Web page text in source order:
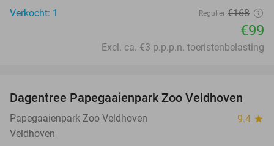
Verkocht: 1
Regulier €168
€99
Excl. ca. €3 p.p.p.n. toeristenbelasting
26%
Dagentree Papegaaienpark Zoo Veldhoven
Papegaaienpark Zoo Veldhoven 9.4 star
Veldhoven